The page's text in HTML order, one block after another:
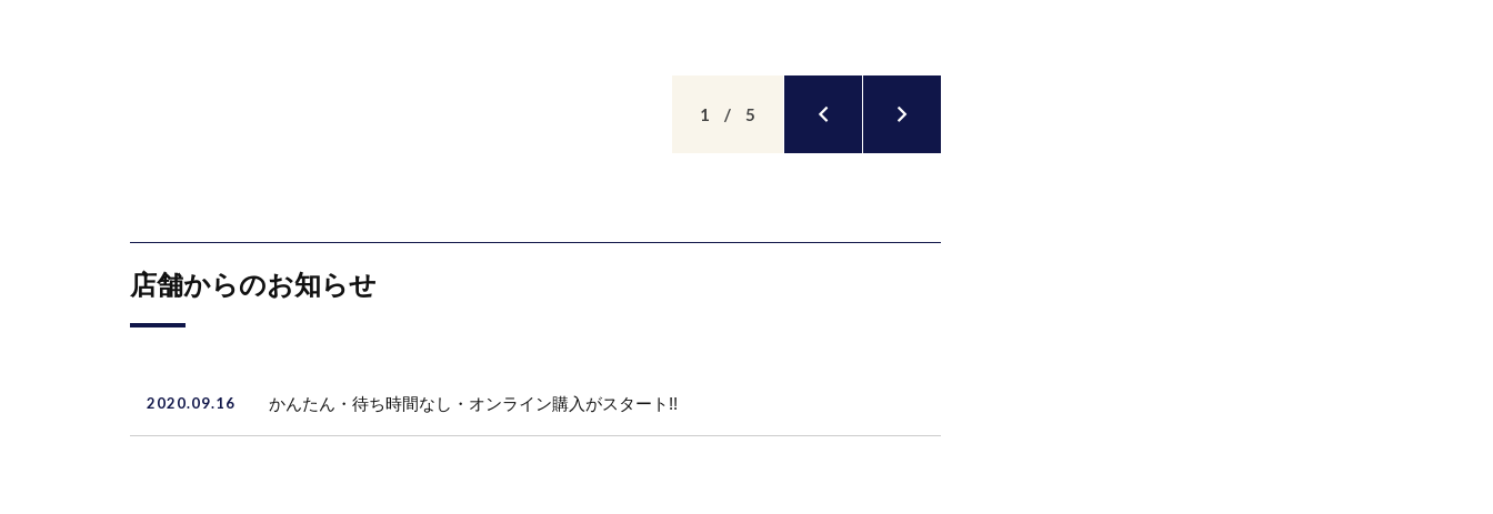
1 / 5
店舗からのお知らせ
2020.09.16 かんたん・待ち時間なし・オンライン購入がスタート!!